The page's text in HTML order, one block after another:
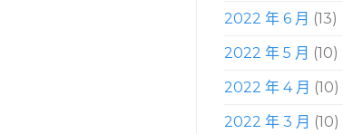
2022 年 6 月 (13)
2022 年 5 月 (10)
2022 年 4 月 (10)
2022 年 3 月 (10)